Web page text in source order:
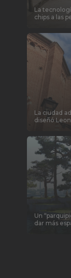
La
chips a las
La ciudad
diseñó
Un
dar más